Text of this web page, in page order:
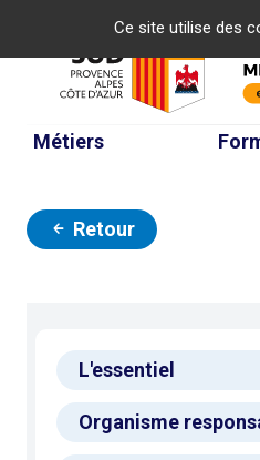
Ce site utilise des
Métiers
Retour
L'essentiel
Organisme